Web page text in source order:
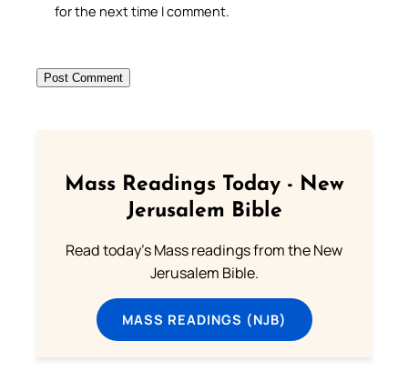
for the next time I comment.
Mass Readings Today - New
Jerusalem Bible
Read today's Mass readings from the New
Jerusalem Bible.
MASS READINGS (NJB)